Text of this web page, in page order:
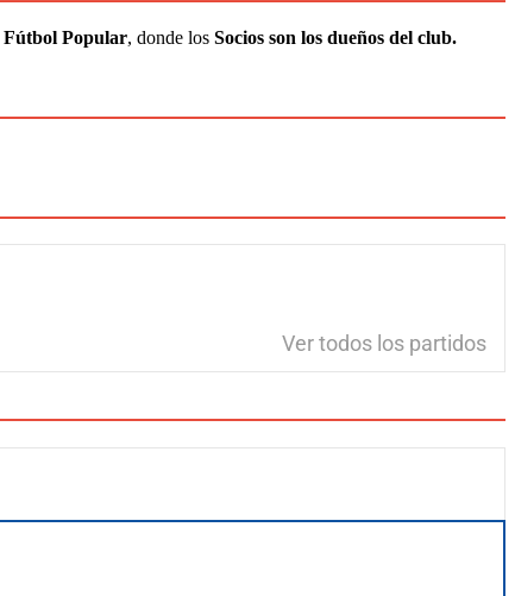
Fútbol Popular, donde los Socios son los dueños del club.
Ver todos los partidos